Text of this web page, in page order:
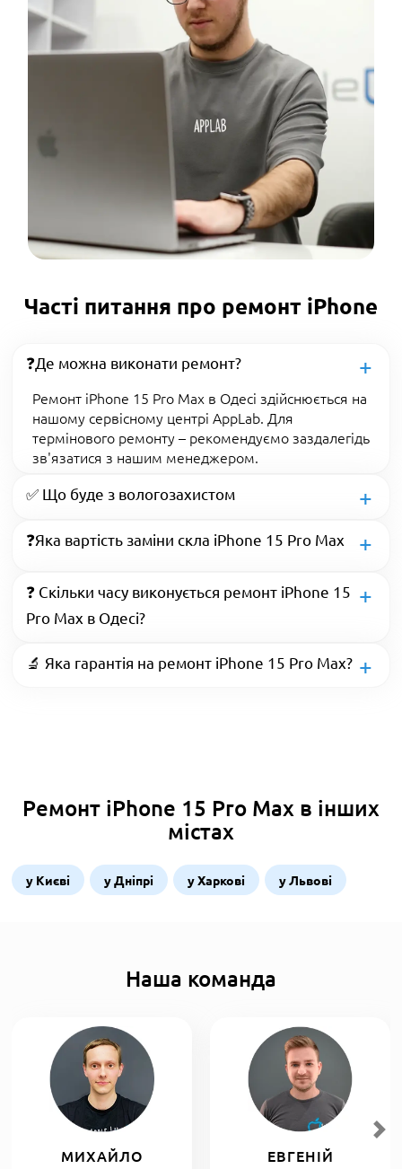
Часті питання про ремонт iPhone
❓Де можна виконати ремонт?
Ремонт iPhone 15 Pro Max в Одесі здійснюється на
нашому сервісному центрі AppLab. Для
термінового ремонту – рекомендуємо заздалегідь
зв'язатися з нашим менеджером.
✅ Що буде з вологозахистом
❓Яка вартість заміни скла iPhone 15 Pro Max
❓ Скільки часу виконується ремонт iPhone 15
Pro Max в Одесі?
🔬 Яка гарантія на ремонт iPhone 15 Pro Max?
Ремонт iPhone 15 Pro Max в інших
містах
у Києві у Дніпрі у Харкові у Львові
Наша команда
МИХАЙЛО ЕВГЕНІЙ